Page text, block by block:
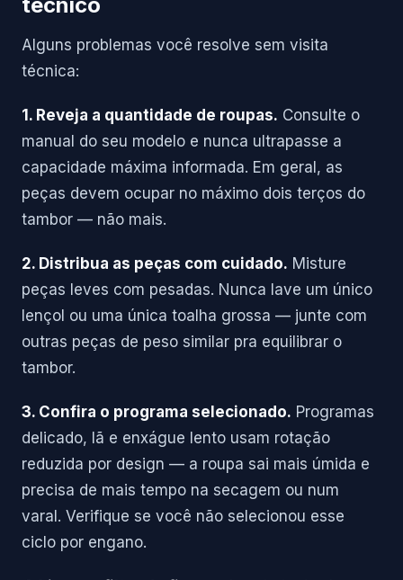
Alguns problemas você resolve sem visita
técnica:
1. Reveja a quantidade de roupas. Consulte o
manual do seu modelo e nunca ultrapasse a
capacidade máxima informada. Em geral, as
peças devem ocupar no máximo dois terços do
tambor — não mais.
2. Distribua as peças com cuidado. Misture
peças leves com pesadas. Nunca lave um único
lençol ou uma única toalha grossa — junte com
outras peças de peso similar pra equilibrar o
tambor.
3. Confira o programa selecionado. Programas
delicado, lã e enxágue lento usam rotação
reduzida por design — a roupa sai mais úmida e
precisa de mais tempo na secagem ou num
varal. Verifique se você não selecionou esse
ciclo por engano.